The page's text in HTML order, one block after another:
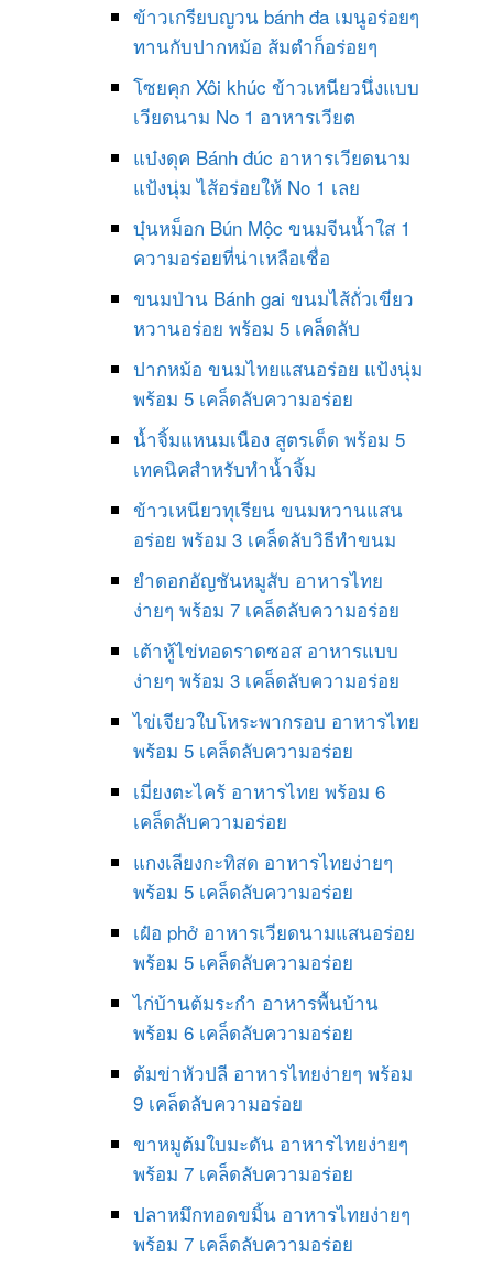
ข้าวเกรียบญวน bánh đa เมนูอร่อยๆ
ทานกับปากหม้อ ส้มตำก็อร่อยๆ
โซยคุก Xôi khúc ข้าวเหนียวนึ่งแบบ
เวียดนาม No 1 อาหารเวียต
แบ๋งดุค Bánh đúc อาหารเวียดนาม
แป้งนุ่ม ไส้อร่อยให้ No 1 เลย
บุ๋นหม็อก Bún Mộc ขนมจีนน้ำใส 1
ความอร่อยที่น่าเหลือเชื่อ
ขนมป่าน Bánh gai ขนมไส้ถั่วเขียว
หวานอร่อย พร้อม 5 เคล็ดลับ
ปากหม้อ ขนมไทยแสนอร่อย แป้งนุ่ม
พร้อม 5 เคล็ดลับความอร่อย
น้ำจิ้มแหนมเนือง สูตรเด็ด พร้อม 5
เทคนิคสำหรับทำน้ำจิ้ม
ข้าวเหนียวทุเรียน ขนมหวานแสน
อร่อย พร้อม 3 เคล็ดลับวิธีทำขนม
ยำดอกอัญชันหมูสับ อาหารไทย
ง่ายๆ พร้อม 7 เคล็ดลับความอร่อย
เต้าหู้ไข่ทอดราดซอส อาหารแบบ
ง่ายๆ พร้อม 3 เคล็ดลับความอร่อย
ไข่เจียวใบโหระพากรอบ อาหารไทย
พร้อม 5 เคล็ดลับความอร่อย
เมี่ยงตะไคร้ อาหารไทย พร้อม 6
เคล็ดลับความอร่อย
แกงเลียงกะทิสด อาหารไทยง่ายๆ
พร้อม 5 เคล็ดลับความอร่อย
เฝ๋อ phở อาหารเวียดนามแสนอร่อย
พร้อม 5 เคล็ดลับความอร่อย
ไก่บ้านต้มระกำ อาหารพื้นบ้าน
พร้อม 6 เคล็ดลับความอร่อย
ต้มข่าหัวปลี อาหารไทยง่ายๆ พร้อม
9 เคล็ดลับความอร่อย
ขาหมูต้มใบมะดัน อาหารไทยง่ายๆ
พร้อม 7 เคล็ดลับความอร่อย
ปลาหมึกทอดขมิ้น อาหารไทยง่ายๆ
พร้อม 7 เคล็ดลับความอร่อย